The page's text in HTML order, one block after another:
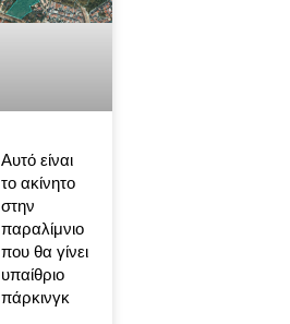
Αυτό είναι
το ακίνητο
στην
παραλίμνιο
που θα γίνει
υπαίθριο
πάρκινγκ